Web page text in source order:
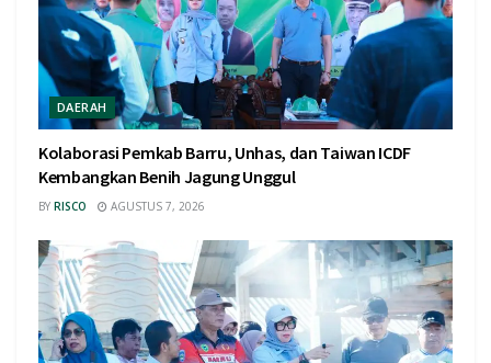
DAERAH
Kolaborasi Pemkab Barru, Unhas, dan Taiwan ICDF
Kembangkan Benih Jagung Unggul
BY RISCO AGUSTUS 7, 2026